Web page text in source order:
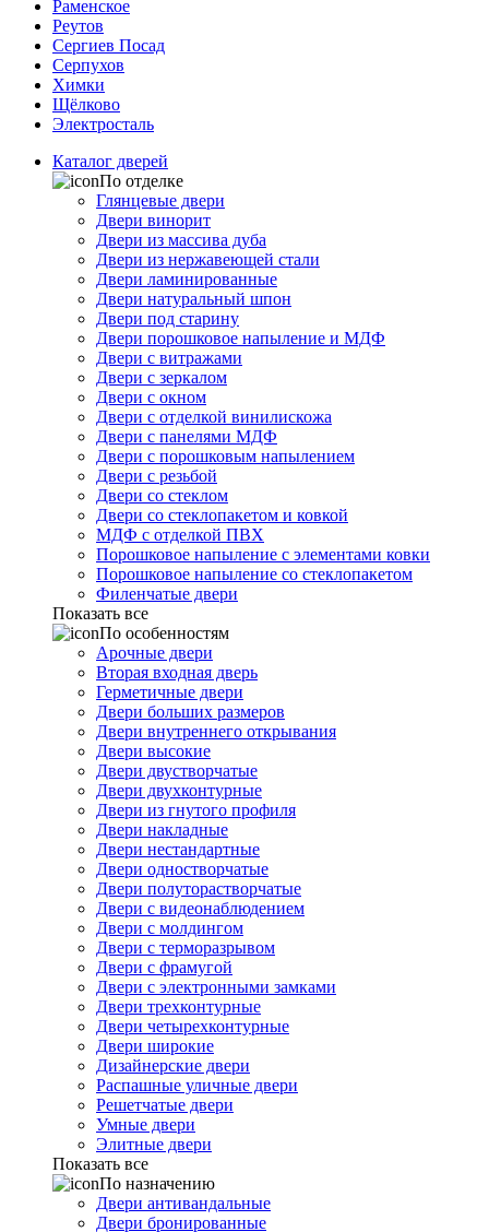
Раменское
Реутов
Сергиев Посад
Серпухов
Химки
Щёлково
Электросталь
Каталог дверей
По отделке
Глянцевые двери
Двери винорит
Двери из массива дуба
Двери из нержавеющей стали
Двери ламинированные
Двери натуральный шпон
Двери под старину
Двери порошковое напыление и МДФ
Двери с витражами
Двери с зеркалом
Двери с окном
Двери с отделкой винилискожа
Двери с панелями МДФ
Двери с порошковым напылением
Двери с резьбой
Двери со стеклом
Двери со стеклопакетом и ковкой
МДФ с отделкой ПВХ
Порошковое напыление с элементами ковки
Порошковое напыление со стеклопакетом
Филенчатые двери
Показать все
По особенностям
Арочные двери
Вторая входная дверь
Герметичные двери
Двери больших размеров
Двери внутреннего открывания
Двери высокие
Двери двустворчатые
Двери двухконтурные
Двери из гнутого профиля
Двери накладные
Двери нестандартные
Двери одностворчатые
Двери полуторастворчатые
Двери с видеонаблюдением
Двери с молдингом
Двери с терморазрывом
Двери с фрамугой
Двери с электронными замками
Двери трехконтурные
Двери четырехконтурные
Двери широкие
Дизайнерские двери
Распашные уличные двери
Решетчатые двери
Умные двери
Элитные двери
Показать все
По назначению
Двери антивандальные
Двери бронированные